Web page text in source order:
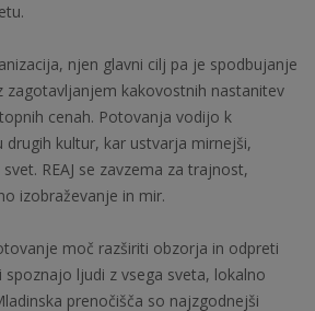
njen glavni cilj pa je spodbujanje
zagotavljanjem kakovostnih nastanitev
cenah. Potovanja vodijo k
kultur, kar ustvarja mirnejši,
REAJ se zavzema za trajnost,
izobraževanje in mir.
moč razširiti obzorja in odpreti
ljudi z vsega sveta, lokalno
prenočišča so najzgodnejši